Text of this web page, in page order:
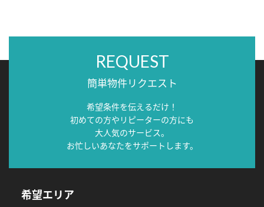
REQUEST
簡単物件リクエスト
希望条件を伝えるだけ！
初めての方やリピーターの方にも
大人気のサービス。
お忙しいあなたをサポートします。
希望エリア